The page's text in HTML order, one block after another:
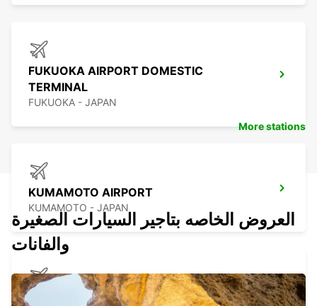
FUKUOKA AIRPORT DOMESTIC
TERMINAL
FUKUOKA - JAPAN
KUMAMOTO AIRPORT
KUMAMOTO - JAPAN
KAGOSHIMA AIRPORT
More stations
العروض الخاصه بتاجير السيارات الصغيرة
والفانات